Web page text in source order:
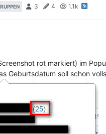
3 4 1.1k
rot markiert) im
Geburtsdatum soll schon